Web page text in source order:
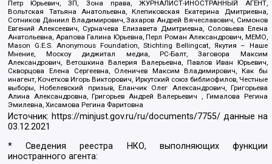
Петр Юрьевич, ЗП, Зона права, ЖУРНАЛИСТ-ИНОСТРАННЫЙ АГЕНТ,
Вольтская Татьяна Анатольевна, Клепиковская Екатерина Дмитриевна,
Сотников Даниил Владимирович, Захаров Андрей Вячеславович, Симонов
Евгений Алексеевич, Сурначева Елизавета Дмитриевна, Соловьева Елена
Анатольевна, Арапова Галина Юрьевна, Перл Роман Александрович, МЕМО,
Mason G.E.S. Anonymous Foundation, Stichting Bellingcat, Якутия – Наше
Мнение, Москоу диджитал медиа, РС-Балт, Заговора Максим
Александрович, Ветошкина Валерия Валерьевна, Павлов Иван Юрьевич,
Скворцова Елена Сергеевна, Оленичев Максим Владимирович, Как бы
инагент, Кочетков Игорь Викторович, Иркутский союз библиофилов, Честные
выборы, Нобелевский призыв, Еланчик Олег Александрович, Григорьева
Алина Александровна, Григорьев Андрей Валерьевич , Гималова Регина
Эмилевна, Хисамова Регина Фаритовна
Источник: https://minjust.gov.ru/ru/documents/7755/ данные на
03.12.2021
* Сведения реестра НКО, выполняющих функции
иностранного агента: